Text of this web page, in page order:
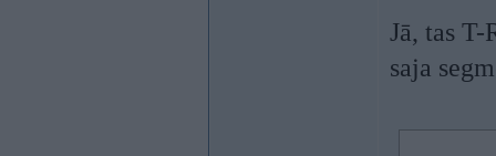
Jā, tas
saja